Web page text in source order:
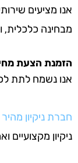
אנו מציעים
מבחינה כלכלית,
הזמנת הצעת
אנו נשמח לתת
חברת ניקיון מהיר
ניקיון מקצועיים